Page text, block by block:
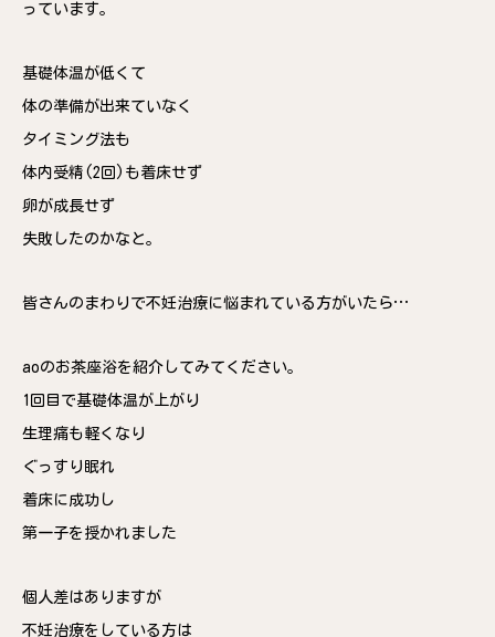
っています。
基礎体温が低くて
体の準備が出来ていなく
タイミング法も
体内受精(2回)も着床せず
卵が成長せず
失敗したのかなと。
皆さんのまわりで不妊治療に悩まれている方がいたら…
aoのお茶座浴を紹介してみてください。
1回目で基礎体温が上がり
生理痛も軽くなり
ぐっすり眠れ
着床に成功し
第一子を授かれました
個人差はありますが
不妊治療をしている方は